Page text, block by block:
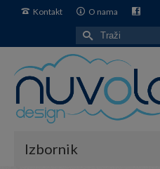
Kontakt O nama
Search
for:
Izbornik